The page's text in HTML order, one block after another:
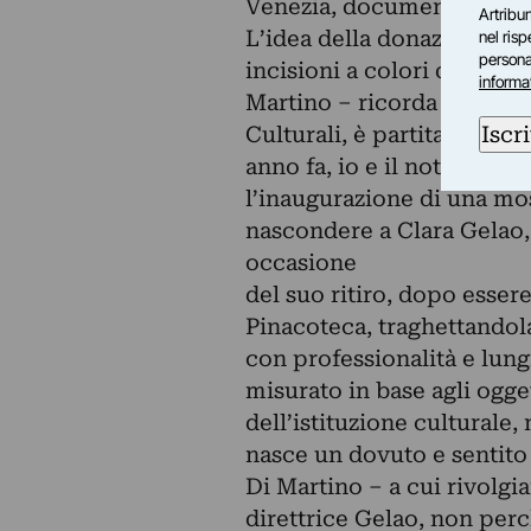
Venezia, documentati da
L’idea della donazione
incisioni a colori
Martino – ricorda
Culturali, è partita da una
anno fa, io e il noto
l’inaugurazione di una
nascondere a Clara
occasione
del suo ritiro, dopo
Pinacoteca,
con professionalità e
misurato in base agli
dell’istituzione culturale,
nasce un dovuto e
Di Martino – a cui
direttrice Gelao, non
nel